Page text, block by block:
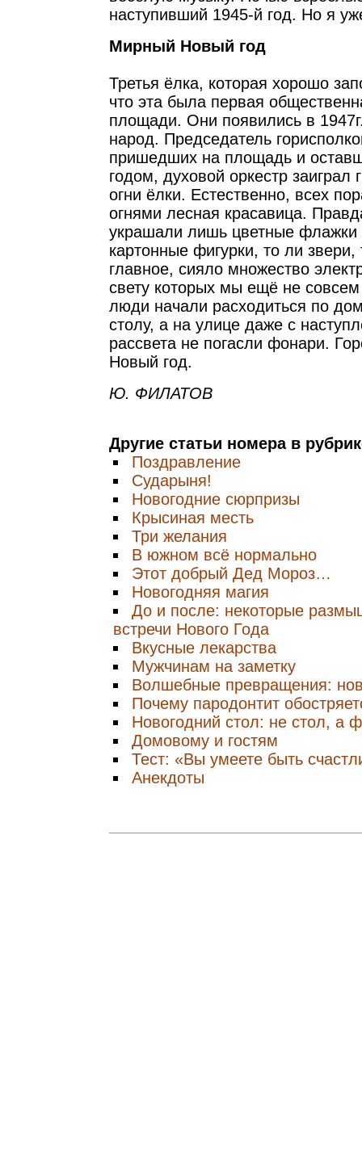
наступивший 1945-й год. Но я
Мирный Новый год
Третья ёлка, которая хорошо
что эта была первая
площади. Они появились в
народ. Председатель
пришедших на площадь и
годом, духовой оркестр заиграл
огни ёлки. Естественно, всех
огнями лесная красавица.
украшали лишь цветные флажки
картонные фигурки, то ли
главное, сияло множество
свету которых мы ещё не
люди начали расходиться по
столу, а на улице даже с
рассвета не погасли фонари.
Новый год.
Ю. ФИЛАТОВ
Другие статьи номера в
Поздравление
Сударыня!
Новогодние сюрпризы
Крысиная месть
Три желания
В южном всё нормально
Этот добрый Дед Мороз…
Новогодняя магия
До и после: некоторые
встречи Нового Года
Вкусные лекарства
Мужчинам на заметку
Волшебные превращения:
Почему пародонтит
Новогодний стол: не стол, а
Домовому и гостям
Тест: «Вы умеете быть
Анекдоты